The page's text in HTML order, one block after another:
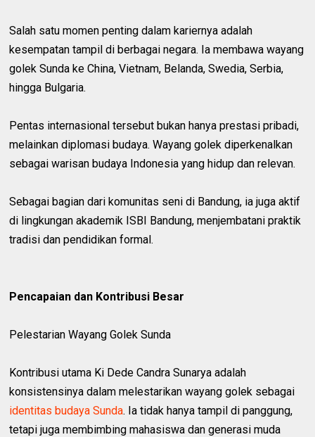
Salah satu momen penting dalam kariernya adalah
kesempatan tampil di berbagai negara. Ia membawa wayang
golek Sunda ke China, Vietnam, Belanda, Swedia, Serbia,
hingga Bulgaria.
Pentas internasional tersebut bukan hanya prestasi pribadi,
melainkan diplomasi budaya. Wayang golek diperkenalkan
sebagai warisan budaya Indonesia yang hidup dan relevan.
Sebagai bagian dari komunitas seni di Bandung, ia juga aktif
di lingkungan akademik ISBI Bandung, menjembatani praktik
tradisi dan pendidikan formal.
Pencapaian dan Kontribusi Besar
Pelestarian Wayang Golek Sunda
Kontribusi utama Ki Dede Candra Sunarya adalah
konsistensinya dalam melestarikan wayang golek sebagai
identitas budaya Sunda. Ia tidak hanya tampil di panggung,
tetapi juga membimbing mahasiswa dan generasi muda